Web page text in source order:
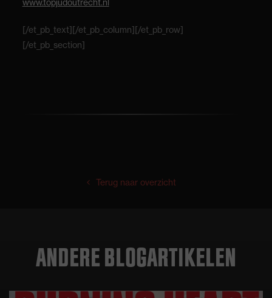
www.topjudoutrecht.nl
[/et_pb_text][/et_pb_column][/et_pb_row]
[/et_pb_section]
Terug naar overzicht
ANDERE BLOGARTIKELEN